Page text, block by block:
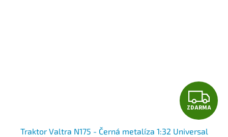
Z
D
ZDARMA
Traktor Valtra N175 - Černá metalíza 1:32 Universal